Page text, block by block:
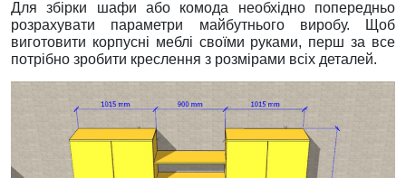
Для збірки шафи або комода необхідно попередньо
розрахувати параметри майбутнього виробу. Щоб
виготовити корпусні меблі своїми руками, перш за все
потрібно зробити креслення з розмірами всіх деталей.